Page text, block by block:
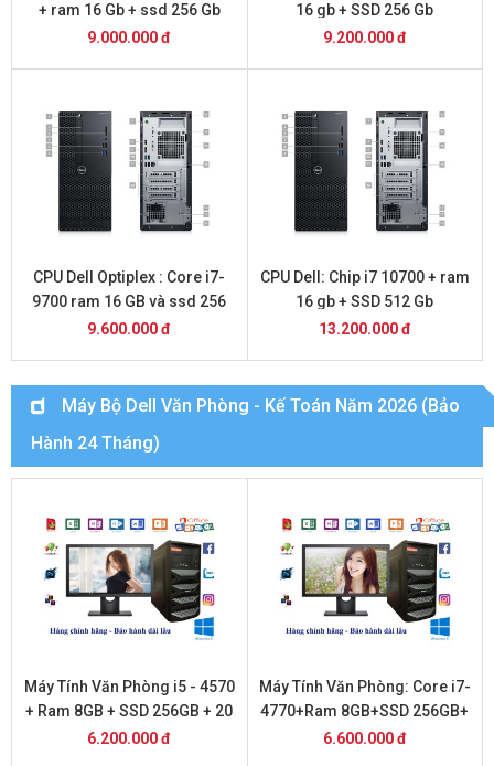
+ ram 16 Gb + ssd 256 Gb
9.000.000 đ
16 gb + SSD 256 Gb
9.200.000 đ
CPU Dell Optiplex : Core i7-
9700 ram 16 GB và ssd 256
gb
9.600.000 đ
CPU Dell: Chip i7 10700 + ram
16 gb + SSD 512 Gb
13.200.000 đ
Máy Bộ Dell Văn Phòng - Kế Toán Năm 2026 (Bảo
Hành 24 Tháng)
Máy Tính Văn Phòng i5 - 4570
+ Ram 8GB + SSD 256GB + 20
inch DELL
6.200.000 đ
Máy Tính Văn Phòng: Core i7-
4770+Ram 8GB+SSD 256GB+
20 inch Dell
6.600.000 đ